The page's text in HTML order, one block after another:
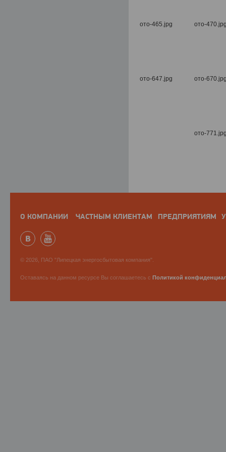
О КОМПАНИИ ЧАСТНЫМ КЛИЕНТАМ ПРЕДПРИЯТИЯМ
© 2026, ПАО "Липецкая энергосбытовая компания".
Оставаясь на данном ресурсе Вы соглашаетесь с Политикой